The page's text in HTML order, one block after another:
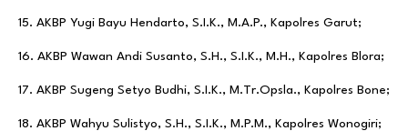
15. AKBP Yugi Bayu Hendarto, S.I.K., M.A.P., Kapolres Garut;
16. AKBP Wawan Andi Susanto, S.H., S.I.K., M.H., Kapolres Blora;
17. AKBP Sugeng Setyo Budhi, S.I.K., M.Tr.Opsla., Kapolres Bone;
18. AKBP Wahyu Sulistyo, S.H., S.I.K., M.P.M., Kapolres Wonogiri;